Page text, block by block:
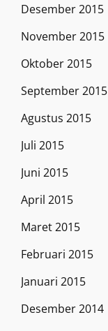
Desember 2015
November 2015
Oktober 2015
September 2015
Agustus 2015
Juli 2015
Juni 2015
April 2015
Maret 2015
Februari 2015
Januari 2015
Desember 2014